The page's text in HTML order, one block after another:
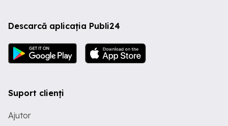
Descarcă aplicația Publi24
Suport clienți
Ajutor